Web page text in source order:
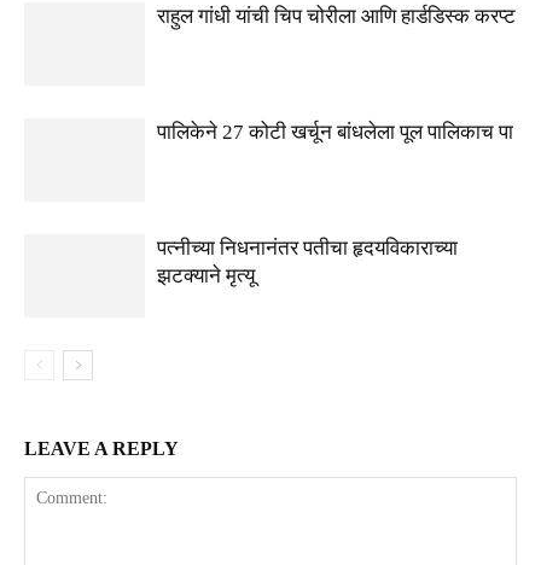
राहुल गांधी यांची चिप चोरीला आणि हार्डडिस्क करप्ट
पालिकेने 27 कोटी खर्चून बांधलेला पूल पालिकाच पा
पत्नीच्या निधनानंतर पतीचा हृदयविकाराच्या
झटक्याने मृत्यू
LEAVE A REPLY